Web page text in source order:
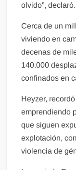
olvido”, declaró.
Cerca de un
viviendo en
decenas de
140.000
confinados en
Heyzer,
emprendiendo
que siguen
explotación,
violencia de